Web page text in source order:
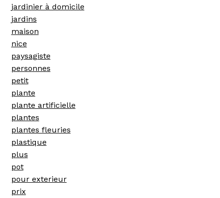
jardinier à domicile
jardins
maison
nice
paysagiste
personnes
petit
plante
plante artificielle
plantes
plantes fleuries
plastique
plus
pot
pour exterieur
prix